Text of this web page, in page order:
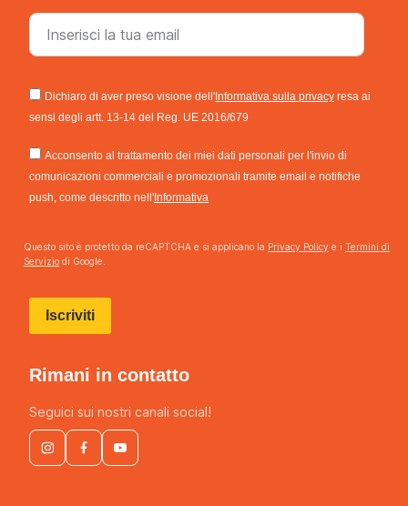
Dichiaro di aver preso visione dell'Informativa sulla privacy resa ai
sensi degli artt. 13-14 del Reg. UE 2016/679
Acconsento al trattamento dei miei dati personali per l'invio di
comunicazioni commerciali e promozionali tramite email e notifiche
push, come descritto nell'Informativa
Questo sito è protetto da reCAPTCHA e si applicano la Privacy Policy e i Termini di
Servizio di Google.
Iscriviti
Rimani in contatto
Seguici sui nostri canali social!